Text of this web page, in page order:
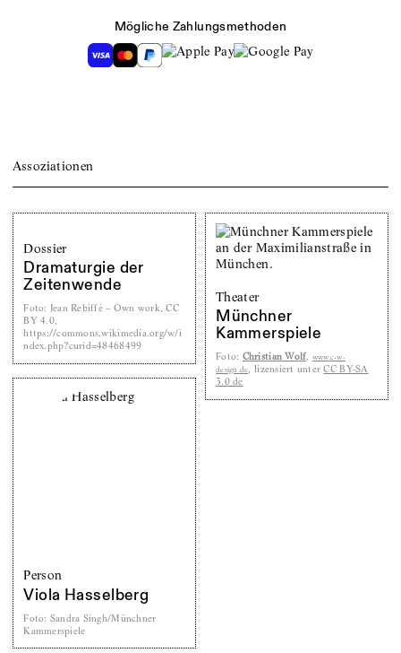
Mögliche Zahlungsmethoden
Assoziationen
Dossier
Dramaturgie der
Zeitenwende
Foto: Jean Rebiffé – Own work, CC
BY 4.0,
https://commons.wikimedia.org/w/i
ndex.php?curid=48468499
Theater
Münchner
Kammerspiele
Foto: Christian Wolf, www.c-w-
design.de, lizensiert unterCC BY-SA
3.0 de
Person
Viola Hasselberg
Foto: Sandra Singh/Münchner
Kammerspiele